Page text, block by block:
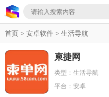
首页 > 安卓软件 > 生活导航
柬捷网
类型： 生活导航
平台： 安卓